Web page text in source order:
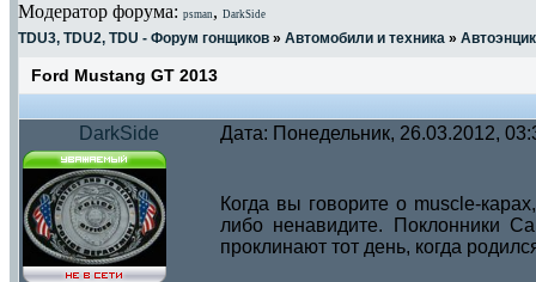
Модератор форума: psman, DarkSide
TDU3, TDU2, TDU - Форум гонщиков » Автомобили и техника »
Ford Mustang GT 2013
DarkSide Дата: Понедельник, 26.03.2012,
Когда вы говорите о muscle-
либо ненавидите. Поклонники
проклинают тот день, когда